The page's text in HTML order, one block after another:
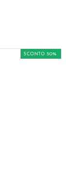
SCONTO 50%